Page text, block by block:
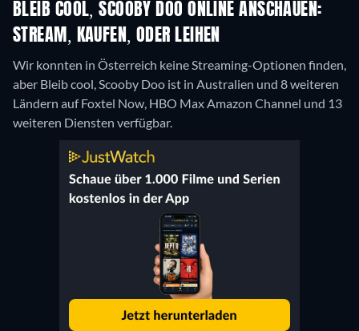
BLEIB COOL, SCOOBY DOO ONLINE ANSCHAUEN:
STREAM, KAUFEN, ODER LEIHEN
Wir konnten in Österreich keine Streaming-Optionen finden,
aber Bleib cool, Scooby Doo ist in Australien und 8 weiteren
Ländern auf Foxtel Now, HBO Max Amazon Channel und 13
weiteren Diensten verfügbar.